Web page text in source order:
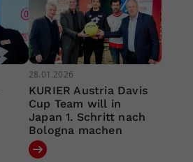
28.01.2026
KURIER Austria Davis
Cup Team will in
Japan 1. Schritt nach
Bologna machen